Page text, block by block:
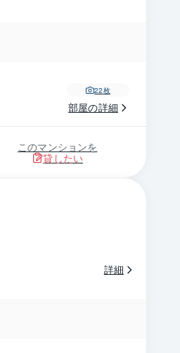
22枚
部屋の詳細
このマンションを
貸したい
詳細